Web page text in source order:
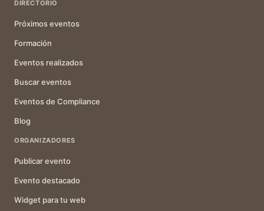
DIRECTORIO
Próximos eventos
Formación
Eventos realizados
Buscar eventos
Eventos de Compliance
Blog
ORGANIZADORES
Publicar evento
Evento destacado
Widget para tu web